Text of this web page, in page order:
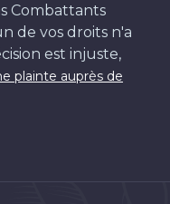
Combattants
de vos droits n'a
est injuste,
plainte auprès de